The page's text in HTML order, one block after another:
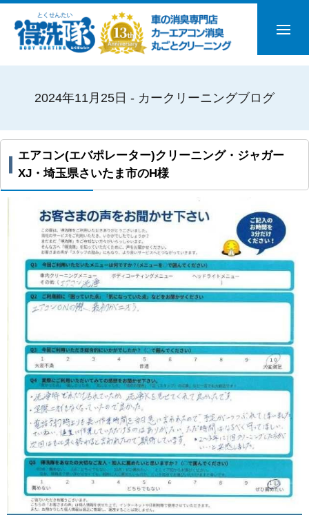
2024年11月25日 - カークリーニングブログ
エアコン(エバポレーター)クリーニング・ジャガー
XJ・埼玉県さいたま市のH様